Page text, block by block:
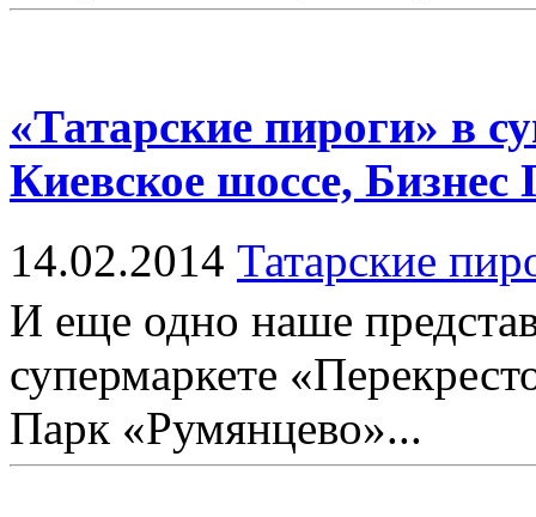
«Татарские пироги» в
Киевское шоссе,
14.02.2014 Татарские
И еще одно наше
супермаркете
Парк «Румянцево»...